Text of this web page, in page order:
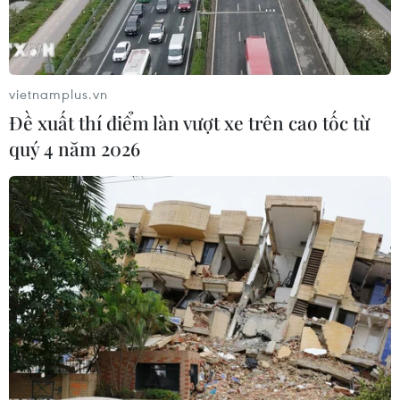
khẩu lớn
09/08/2026 04:23
doanh số tại Việt Nam?
09/08/2026 04:14
Thái Lan tăng cường quản
lý sầu riêng cuối vụ nhằm
giảm áp lực dư cung
09/08/2026 00:58
Giá lương thực thế giới
tăng nhẹ vì nắng nóng và
bất ổn địa chính trị
08/08/2026 22:53
vietnamplus.vn
Đề xuất thí điểm làn vượt xe trên cao tốc từ
quý 4 năm 2026